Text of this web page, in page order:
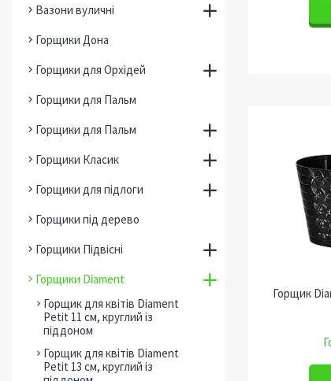
Горщик
Вазони вуличні
Горщики Дона
Горщики для Орхідей
Горщики для Пальм
Горщики для Пальм
Горщики Класик
Горщики для підлоги
Горщики під дерево
Горщики Підвісні
Горщики Diament
Горщик для квітів Diament
Petit 11 см, круглий із
піддоном
Горщик для квітів Diament
Petit 13 см, круглий із